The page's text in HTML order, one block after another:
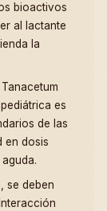
bioactivos
al lactante
la
es
de las
en dosis
se deben